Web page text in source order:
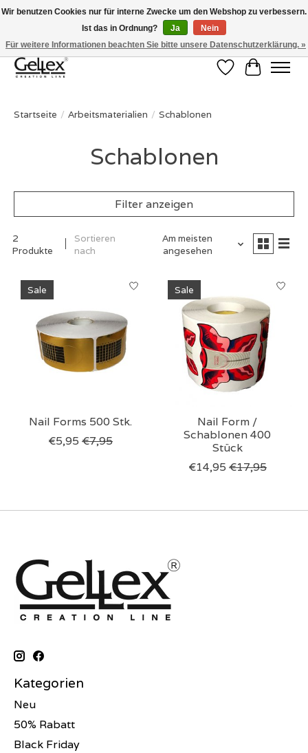
✅ Voor 15:00 besteld, de volgende werkdag in huis! ✅ Gratis verzenden vanaf
€50 ✉info@gellex.nl
Wunschzettel
Ihr
Startseite / Arbeitsmaterialien / Schablonen
Schablonen
Filter anzeigen
2
Produkte
Sortieren
nach
Am meisten
angesehen
Sale
Nail Forms 500 Stk.
€5,95 €7,95
Sale
Nail Form /
Schablonen 400
Stück
€14,95 €17,95
Kategorien
Neu
50% Rabatt
Black Friday
Wir benutzen Cookies nur für interne Zwecke um den Webshop zu verbessern.
Ist das in Ordnung?
Ja
Nein
Für weitere Informationen beachten Sie bitte unsere Datenschutzerklärung. »